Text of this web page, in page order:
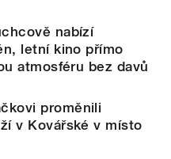
nabízí
letní kino přímo
atmosféru bez davů
proměnili
v Kovářské v místo